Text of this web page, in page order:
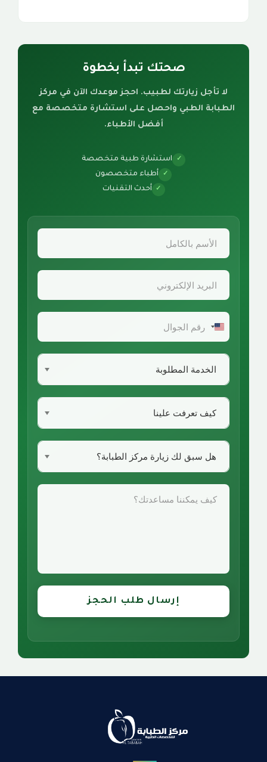
صحتك تبدأ بخطوة
لا تأجل زيارتك لطبيب. احجز موعدك الآن في مركز
الطبابة الطبي واحصل على استشارة متخصصة مع
أفضل الأطباء.
✓ استشارة طبية متخصصة
✓ أطباء متخصصون
✓ أحدث التقنيات
United
+1
إرسال طلب الحجز